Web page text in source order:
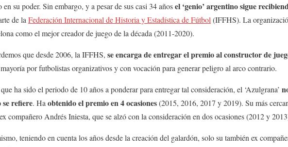
en su poder. Sin embargo, y a pesar de sus casi 34 añosel ‘genio’ argentino sigue
de la Federación Internacional de Historia y Estadística de Fútbol (IFFHS). La
como el mejor creador de juego de la década (2011-2020).
que desde 2006, la IFFHS, se encarga de entregar el premio al constructor de
por futbolistas organizativos y con vocación para generar peligro al arco contrario.
ha sido el periodo de 10 años a ponderar para entregar tal consideración, el ‘Azulgrana’
se refiere. Ha obtenido el premio en 4 ocasiones(2015, 2016, 2017 y 2019). Su más
compañero Andrés Iniesta, que se alzó con la consideración en dos ocasiones (2012 y
teniendo en cuenta los años desde la creación del galardón, solo su también ex